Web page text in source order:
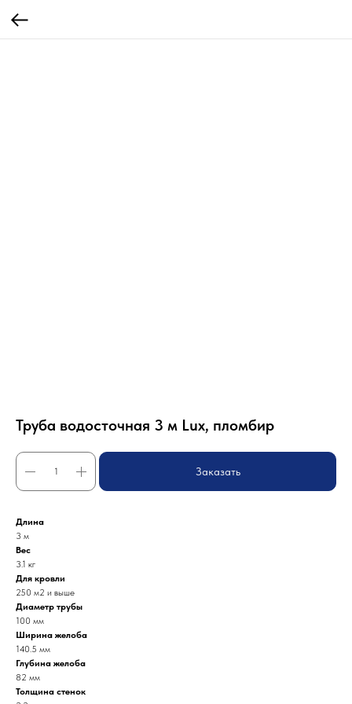
Труба водосточная 3 м Lux, пломбир
Заказать
Длина
3 м
Вес
3.1 кг
Для кровли
250 м2 и выше
Диаметр трубы
100 мм
Ширина желоба
140.5 мм
Глубина желоба
82 мм
Толщина стенок